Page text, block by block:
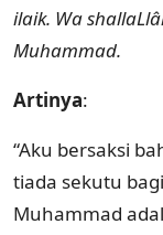
ilaik. Wa
Muhammad.
Artinya:
“Aku bersaksi
tiada sekutu
Muhammad